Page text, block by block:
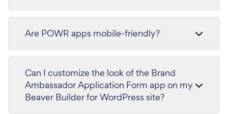
Are POWR apps mobile-friendly?
Can I customize the look of the Brand
Ambassador Application Form app on my
Beaver Builder for WordPress site?